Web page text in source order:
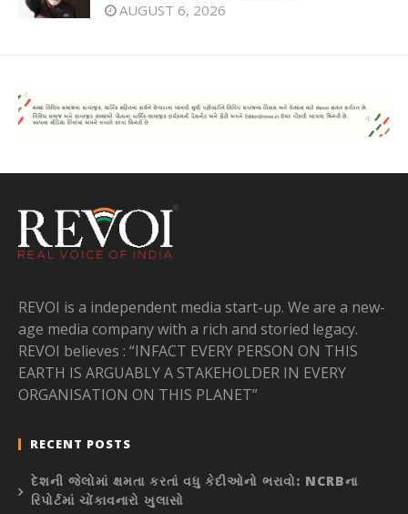
AUGUST 6, 2026
REVOI is a independent media start-up. We are a new-
age media company with a rich and storied legacy.
REVOI believes : “INFACT EVERY PERSON ON THIS
EARTH IS ARGUABLY A STAKEHOLDER IN EVERY
ORGANISATION ON THIS PLANET”
RECENT POSTS
દેશની જેલોમાં ક્ષમતા કરતાં વધુ કેદીઓનો ભરાવો: NCRBના
રિપોર્ટમાં ચોંકાવનારો ખુલાસો